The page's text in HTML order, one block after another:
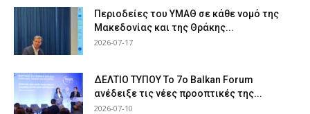
Περιοδείες του ΥΜΑΘ σε κάθε νομό της
Μακεδονίας και της Θράκης...
2026-07-17
ΔΕΛΤΙΟ ΤΥΠΟΥ Το 7ο Balkan Forum
ανέδειξε τις νέες προοπτικές της...
2026-07-10